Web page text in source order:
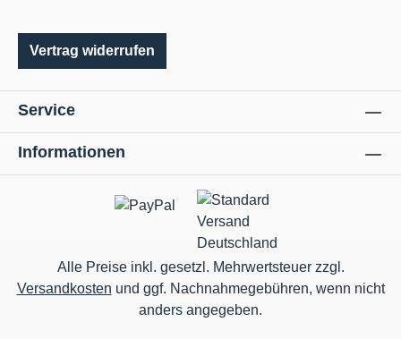
Vertrag widerrufen
Service
Informationen
Alle Preise inkl. gesetzl. Mehrwertsteuer zzgl.
Versandkosten und ggf. Nachnahmegebühren, wenn nicht
anders angegeben.